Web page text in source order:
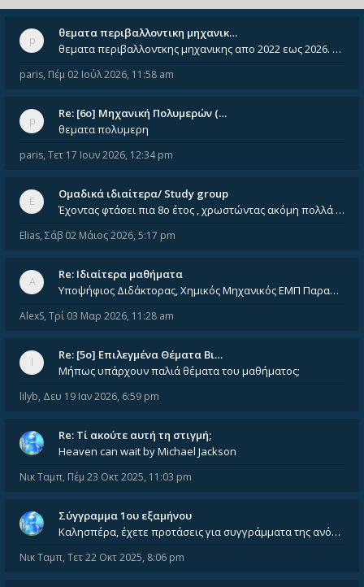
θεματα περιβαλλοντικη μηχανικ…
θεματα περιβαλλοντκης μηχανικης απο 2022 εως 2026. Δεν ειναι μεσα του Σεπτεμβιου του 2025. Αν τα εχει καποιος ας τα ανε
paris, Πέμ 02 Ιούλ 2026, 11:58 am
Re: [6o] Mηχανική Πολυμερών (…
θεματα πολυμερη
paris, Τετ 17 Ιουν 2026, 12:34 pm
Ομαδικά ιδιαίτερα/ Study group
Έχοντας φτάσει πια 8ο έτος , χρωστώντας ακόμη πολλά και χωρίς καμία όρεξη ούτε να διαβάσω μόνος μου ούτε να παρακολουθήσ
Elias, Σάβ 02 Μάιος 2026, 5:17 pm
Re: Ιδιαίτερα μαθήματα
Υποψήφιος Διδάκτορας, Χημικός Μηχανικός ΕΜΠ Παραδίδω ιδιαίτερα μαθήματα μέσης και ανώτατης εκπαίδευσης σε θετικές και τε
AlexS, Τρί 03 Μαρ 2026, 11:28 am
Re: [5ο] Επιλεγμένα Θέματα Βι…
Μήπως υπάρχουν παλιά θέματα του μαθήματος;
lilyb, Δευ 19 Ιαν 2026, 6:59 pm
Re: Tί ακούτε αυτή τη στιγμή;
Heaven can wait by Michael Jackson
Νικ Ταμπ, Πέμ 23 Οκτ 2025, 11:03 pm
Σύγγραμμα 1ου εξαμήνου
Καλησπέρα, έχετε προτάσεις για συγγράμματα της ανόργανης χημείας? Είμαι ανάμεσα σε Λιοδάκη, Chung και Atkins
Νικ Ταμπ, Τετ 22 Οκτ 2025, 8:06 pm